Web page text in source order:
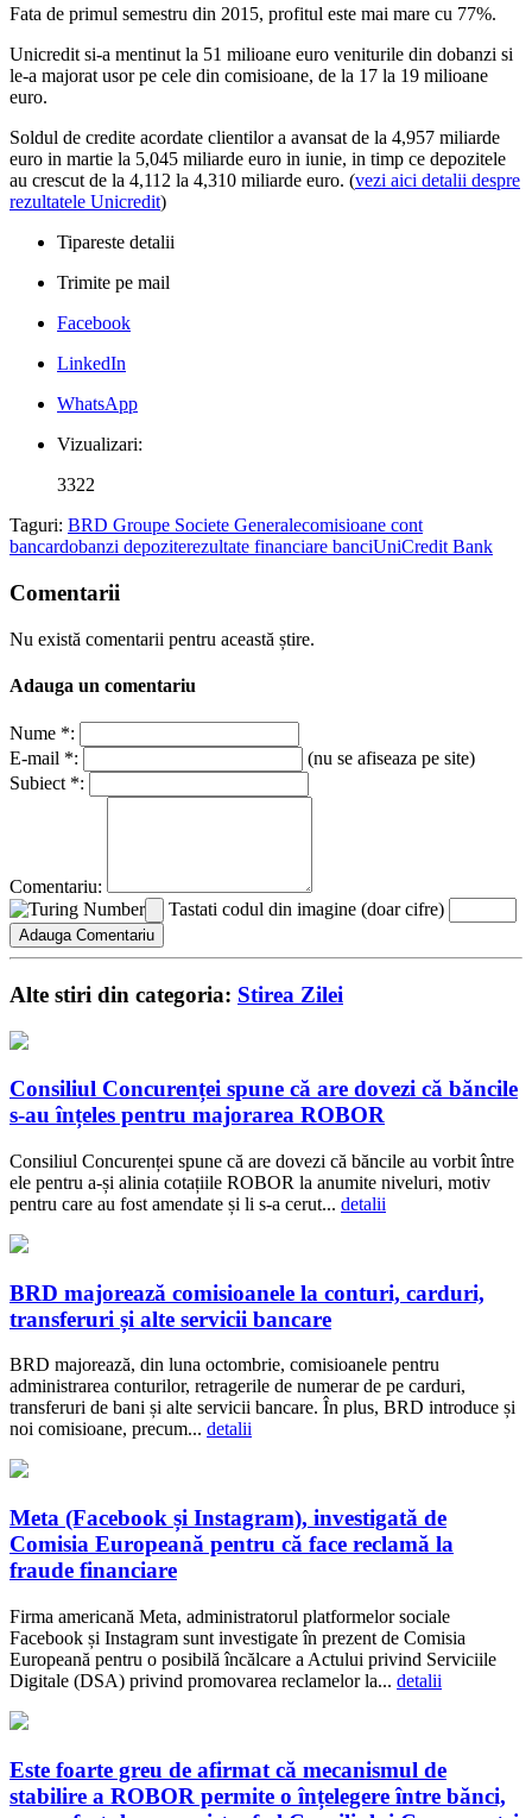
Fata de primul semestru din 2015, profitul este mai mare cu 77%.
Unicredit si-a mentinut la 51 milioane euro veniturile din dobanzi si
le-a majorat usor pe cele din comisioane, de la 17 la 19 milioane
euro.
Soldul de credite acordate clientilor a avansat de la 4,957 miliarde
euro in martie la 5,045 miliarde euro in iunie, in timp ce depozitele
au crescut de la 4,112 la 4,310 miliarde euro. (vezi aici detalii despre
rezultatele Unicredit)
Tipareste detalii
Trimite pe mail
Facebook
LinkedIn
WhatsApp
Vizualizari:
3322
Taguri: BRD Groupe Societe Generalecomisioane cont
bancardobanzi depoziterezultate financiare banciUniCredit Bank
Comentarii
Nu există comentarii pentru această știre.
Adauga un comentariu
Nume *:
E-mail *:
(nu se afiseaza pe site)
Subiect *:
Comentariu:
Tastati codul din imagine (doar cifre)
Alte stiri din categoria: Stirea Zilei
Consiliul Concurenței spune că are dovezi că băncile
s-au înțeles pentru majorarea ROBOR
Consiliul Concurenței spune că are dovezi că băncile au vorbit între
ele pentru a-și alinia cotațiile ROBOR la anumite niveluri, motiv
pentru care au fost amendate și li s-a cerut... detalii
BRD majorează comisioanele la conturi, carduri,
transferuri și alte servicii bancare
BRD majorează, din luna octombrie, comisioanele pentru
administrarea conturilor, retragerile de numerar de pe carduri,
transferuri de bani și alte servicii bancare. În plus, BRD introduce și
noi comisioane, precum... detalii
Meta (Facebook și Instagram), investigată de
Comisia Europeană pentru că face reclamă la
fraude financiare
Firma americană Meta, administratorul platformelor sociale
Facebook și Instagram sunt investigate în prezent de Comisia
Europeană pentru o posibilă încălcare a Actului privind Serviciile
Digitale (DSA) privind promovarea reclamelor la... detalii
Este foarte greu de afirmat că mecanismul de
stabilire a ROBOR permite o înțelegere între bănci,